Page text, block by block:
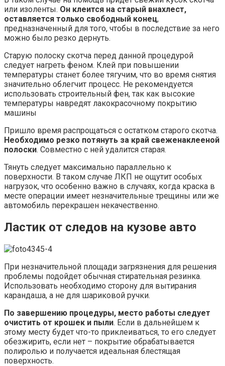
или изоленты. Он клеится на старый внахлест,
оставляется только свободный конец,
предназначенный для того, чтобы в последствие за него
можно было резко дернуть.
Старую полоску скотча перед данной процедурой
следует нагреть феном. Клей при повышении
температуры станет более тягучим, что во время снятия
значительно облегчит процесс. Не рекомендуется
использовать строительный фен, так как высокие
температуры навредят лакокрасочному покрытию
машины
Пришло время распрощаться с остатком старого скотча.
Необходимо резко потянуть за край свеженаклееной
полоски. Совместно с ней удалится старая.
Тянуть следует максимально параллельно к
поверхности. В таком случае ЛКП не ощутит особых
нагрузок, что особенно важно в случаях, когда краска в
месте операции имеет незначительные трещины или же
автомобиль перекрашен некачественно.
Ластик от следов на кузове авто
При незначительной площади загрязнения для решения
проблемы подойдет обычная стирательная резинка.
Использовать необходимо сторону для вытирания
карандаша, а не для шариковой ручки.
По завершению процедуры, место работы следует
очистить от крошек и пыли. Если в дальнейшем к
этому месту будет что-то приклеиваться, то его следует
обезжирить, если нет – покрытие обрабатывается
полиролью и получается идеальная блестящая
поверхность.